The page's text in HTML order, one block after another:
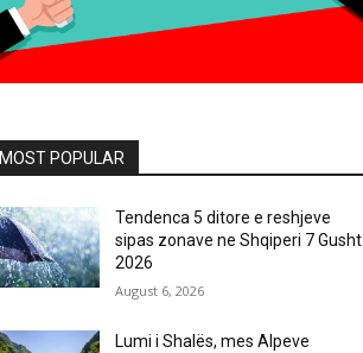
MOST POPULAR
Tendenca 5 ditore e reshjeve
sipas zonave ne Shqiperi 7 Gusht
2026
August 6, 2026
Lumi i Shalës, mes Alpeve